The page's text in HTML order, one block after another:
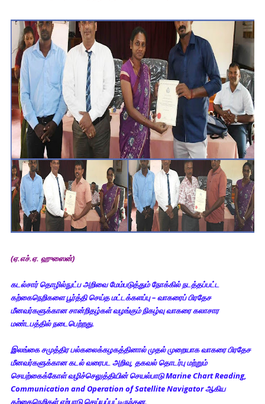
(ஏ.எச்.ஏ. ஹுஸைன்)
கடல்சார் தொழில்நுட்ப அறிவை மேம்படுத்தும் நோக்கில் நடத்தப்பட்ட
கற்கைநெறிகளை பூர்த்தி செய்த மட்டக்களப்பு – வாகரைப் பிரதேச
மீனவர்களுக்கான சான்றிதழ்கள் வழங்கும் நிகழ்வு வாகரை கலாசார
மண்டபத்தில் நடைபெற்றது.
இலங்கை சமுத்திர பல்கலைக்கழகத்தினால் முதல் முறையாக வாகரை பிரதேச
மீனவர்களுக்கான கடல் வரைபட அறிவு, தகவல் தொடர்பு மற்றும்
செயற்கைக்கோள் வழிச்செலுத்தியின் செயல்பாடு Marine Chart Reading,
Communication and Operation of Satellite Navigator ஆகிய
கற்கைநெறிகள் ஏற்பாடு செய்யப்பட்டிருந்தன.